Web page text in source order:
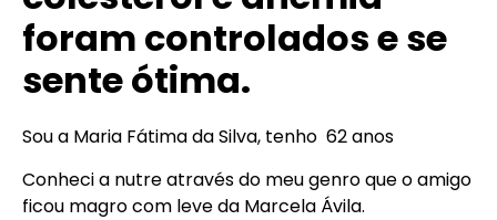
foram controlados e se
sente ótima.
Sou a Maria Fátima da Silva, tenho 62 anos
Conheci a nutre através do meu genro que o amigo
ficou magro com leve da Marcela Ávila.